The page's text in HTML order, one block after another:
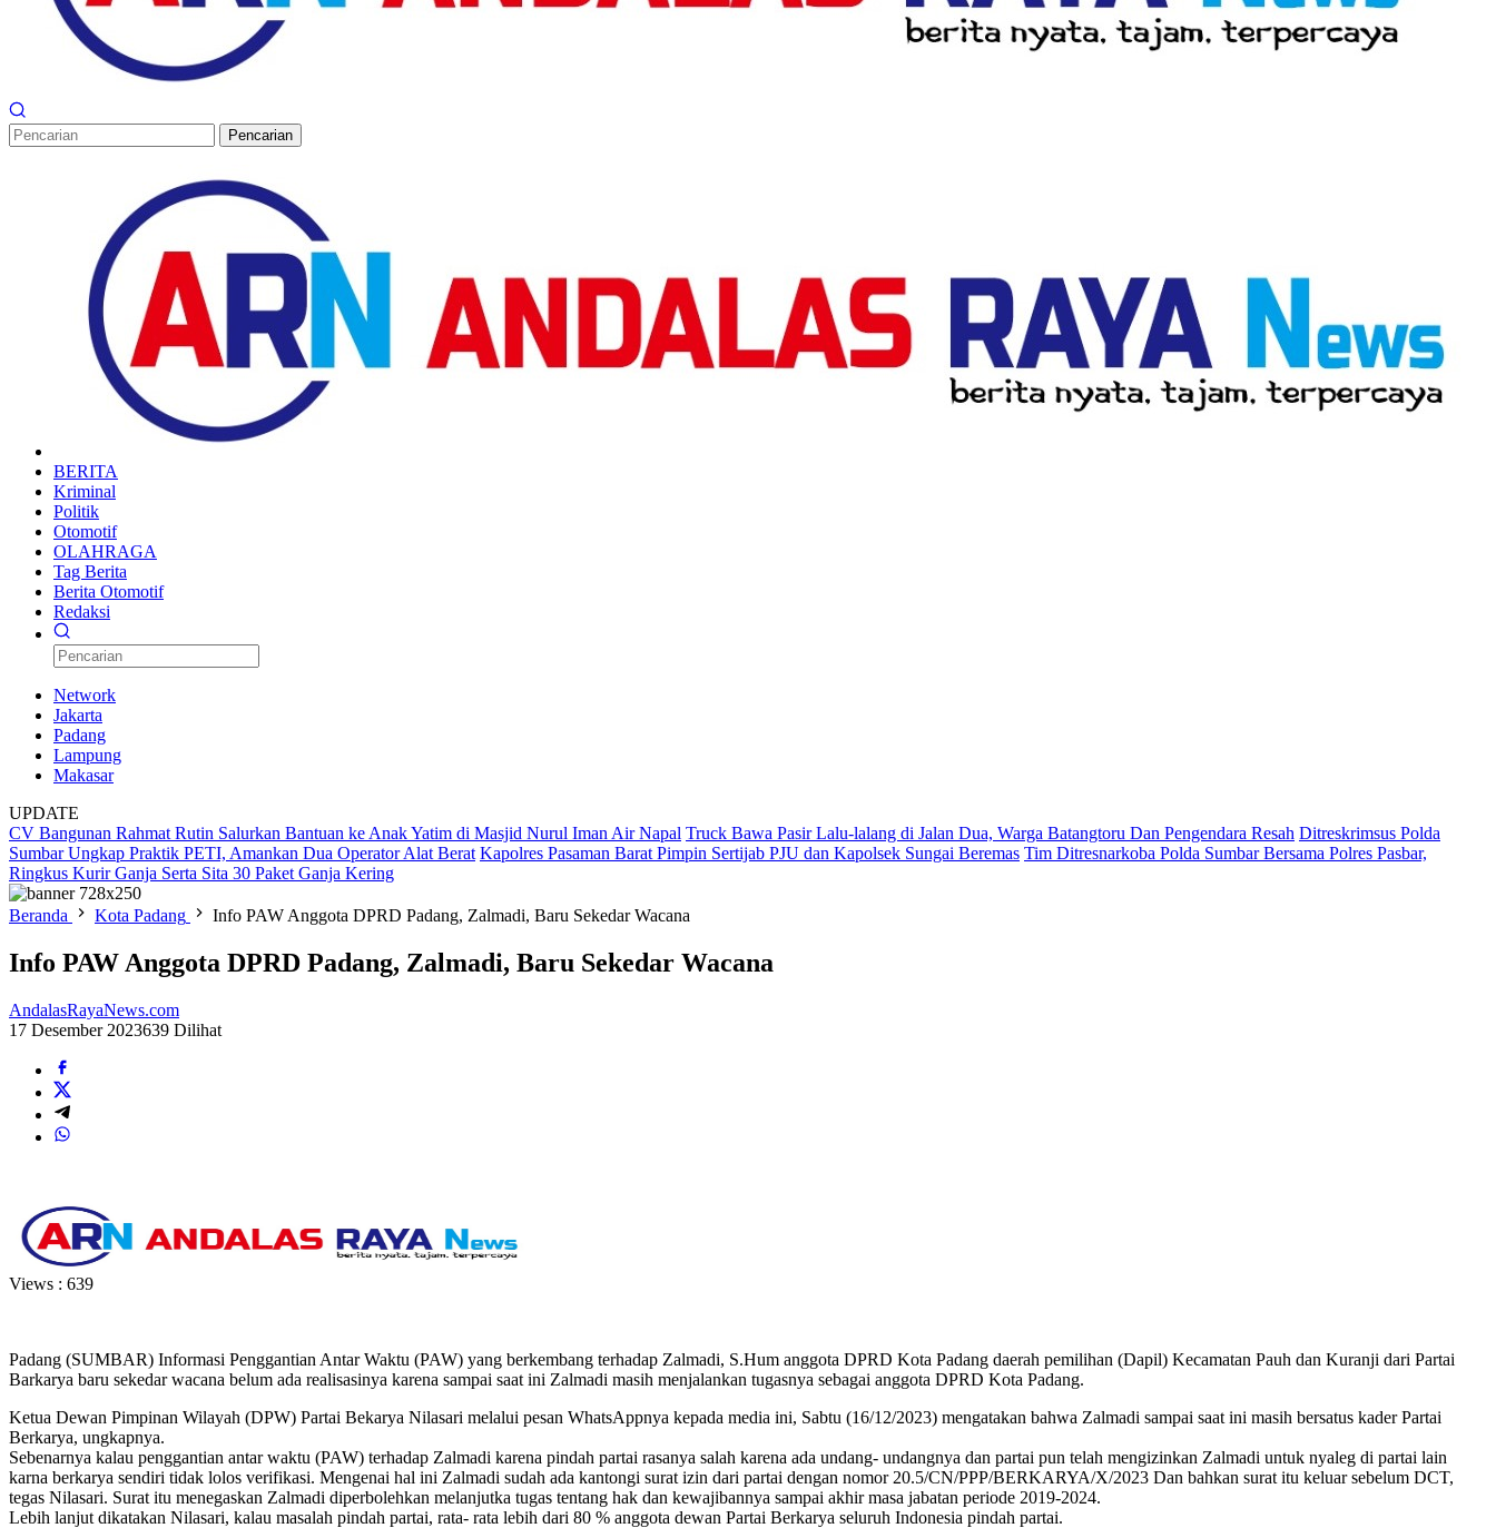
Pencarian
BERITA
Kriminal
Politik
Otomotif
OLAHRAGA
Tag Berita
Berita Otomotif
Redaksi
Network
Jakarta
Padang
Lampung
Makasar
UPDATE
CV Bangunan Rahmat Rutin Salurkan Bantuan ke Anak Yatim di Masjid Nurul Iman Air Napal Truck Bawa Pasir Lalu-lalang di Jalan Dua, Warga Batangtoru Dan Pengendara Resah Ditreskrimsus Polda
Sumbar Ungkap Praktik PETI, Amankan Dua Operator Alat Berat Kapolres Pasaman Barat Pimpin Sertijab PJU dan Kapolsek Sungai Beremas Tim Ditresnarkoba Polda Sumbar Bersama Polres Pasbar,
Ringkus Kurir Ganja Serta Sita 30 Paket Ganja Kering
Beranda Kota Padang Info PAW Anggota DPRD Padang, Zalmadi, Baru Sekedar Wacana
Info PAW Anggota DPRD Padang, Zalmadi, Baru Sekedar Wacana
AndalasRayaNews.com
17 Desember 2023639 Dilihat
Views : 639
Padang (SUMBAR) Informasi Penggantian Antar Waktu (PAW) yang berkembang terhadap Zalmadi, S.Hum anggota DPRD Kota Padang daerah pemilihan (Dapil) Kecamatan Pauh dan Kuranji dari Partai
Barkarya baru sekedar wacana belum ada realisasinya karena sampai saat ini Zalmadi masih menjalankan tugasnya sebagai anggota DPRD Kota Padang.
Ketua Dewan Pimpinan Wilayah (DPW) Partai Bekarya Nilasari melalui pesan WhatsAppnya kepada media ini, Sabtu (16/12/2023) mengatakan bahwa Zalmadi sampai saat ini masih bersatus kader Partai
Berkarya, ungkapnya.
Sebenarnya kalau penggantian antar waktu (PAW) terhadap Zalmadi karena pindah partai rasanya salah karena ada undang- undangnya dan partai pun telah mengizinkan Zalmadi untuk nyaleg di partai lain
karna berkarya sendiri tidak lolos verifikasi. Mengenai hal ini Zalmadi sudah ada kantongi surat izin dari partai dengan nomor 20.5/CN/PPP/BERKARYA/X/2023 Dan bahkan surat itu keluar sebelum DCT,
tegas Nilasari. Surat itu menegaskan Zalmadi diperbolehkan melanjutka tugas tentang hak dan kewajibannya sampai akhir masa jabatan periode 2019-2024.
Lebih lanjut dikatakan Nilasari, kalau masalah pindah partai, rata- rata lebih dari 80 % anggota dewan Partai Berkarya seluruh Indonesia pindah partai.